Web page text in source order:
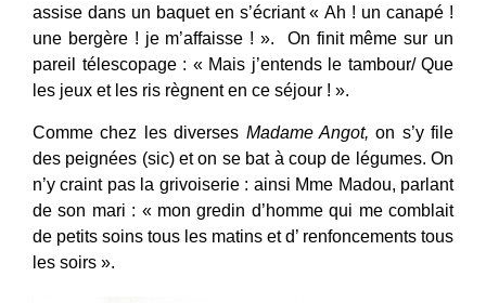
assise dans un baquet en s’écriant « Ah ! un canapé !
une bergère ! je m’affaisse ! ». On finit même sur un
pareil télescopage : « Mais j’entends le tambour/ Que
les jeux et les ris règnent en ce séjour ! ».
Comme chez les diverses Madame Angot,on s’y file
des peignées (sic) et on se bat à coup de légumes. On
n’y craint pas la grivoiserie : ainsi Mme Madou, parlant
de son mari : « mon gredin d’homme qui me comblait
de petits soins tous les matins et d’ renfoncements tous
les soirs ».